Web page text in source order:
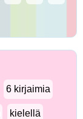
6 kirjaimia
kielellä